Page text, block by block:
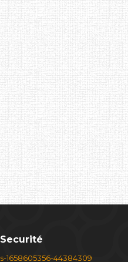
Securité
s-1658605356-44384309